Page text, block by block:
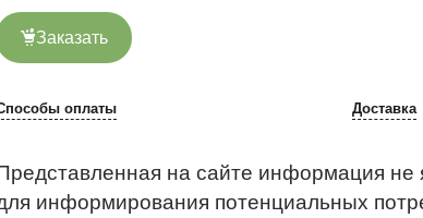
Заказать
оплаты Доставка
на сайте информация не
информирования потенциальных